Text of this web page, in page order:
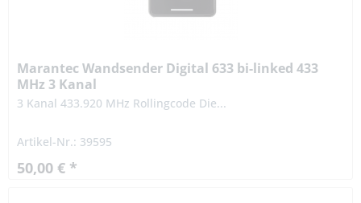
Marantec Wandsender Digital 633 bi-linked 433
MHz 3 Kanal
3 Kanal 433.920 MHz Rollingcode Die...
Artikel-Nr.: 39595
50,00 € *